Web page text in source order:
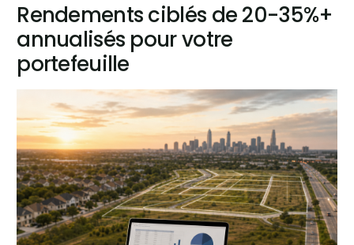
Rendements ciblés de 20-35%+
annualisés pour votre
portefeuille